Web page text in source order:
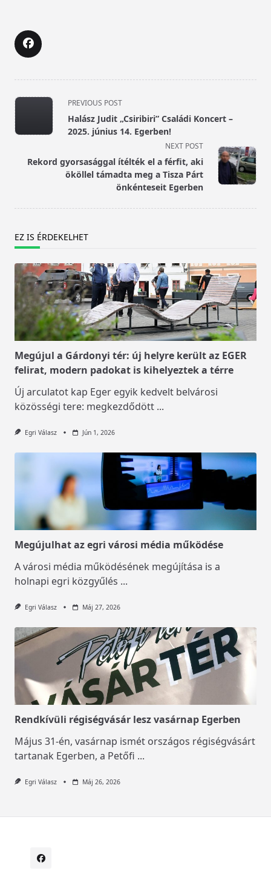
<span
class="nav-
subtitle
reader-
text">Page</span>
PREVIOUS POST
Halász Judit „Csiribiri” Családi Koncert –
2025. június 14. Egerben!
NEXT POST
Rekord gyorsasággal ítélték el a férfit, aki
ököllel támadta meg a Tisza Párt
önkénteseit Egerben
EZ IS ÉRDEKELHET
Megújul a Gárdonyi tér: új helyre került az EGER
felirat, modern padokat is kihelyeztek a térre
Új arculatot kap Eger egyik kedvelt belvárosi
közösségi tere: megkezdődött ...
Egri Válasz Jún 1, 2026
Megújulhat az egri városi média működése
A városi média működésének megújítása is a
holnapi egri közgyűlés ...
Egri Válasz Máj 27, 2026
Rendkívüli régiségvásár lesz vasárnap Egerben
Május 31-én, vasárnap ismét országos régiségvásárt
tartanak Egerben, a Petőfi ...
Egri Válasz Máj 26, 2026